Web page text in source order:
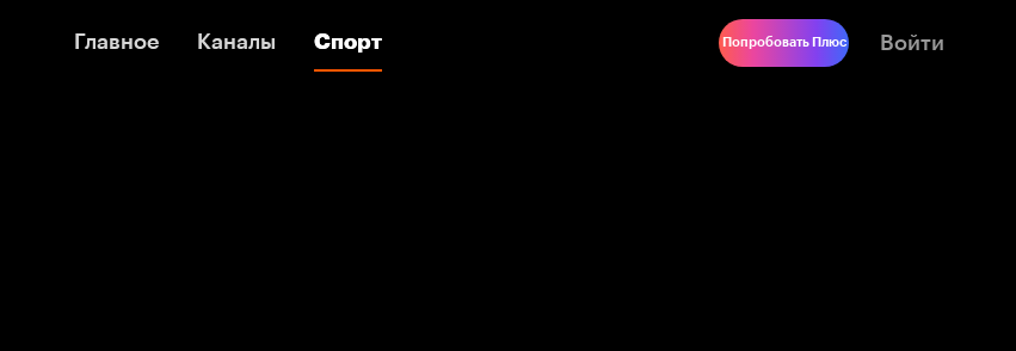
Главное Каналы Спорт
Главное Каналы Спорт Попробовать Плюс Войти